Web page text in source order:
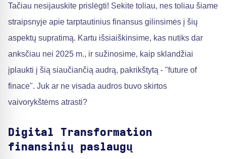
Tačiau nesijauskite prislėgti! Sekite toliau, nes toliau šiame
straipsnyje apie tarptautinius finansus gilinsimės į šių
aspektų supratimą. Kartu išsiaiškinsime, kas nutiks dar
anksčiau nei 2025 m., ir sužinosime, kaip sklandžiai
įplaukti į šią siaučiančią audrą, pakrikštytą - "future of
finace". Juk ar ne visada audros buvo skirtos
vaivorykštėms atrasti?
Digital Transformation
finansinių paslaugų